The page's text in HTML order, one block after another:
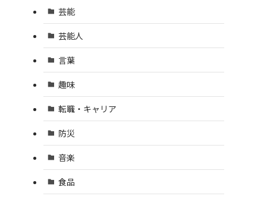
芸能
芸能人
言葉
趣味
転職・キャリア
防災
音楽
食品